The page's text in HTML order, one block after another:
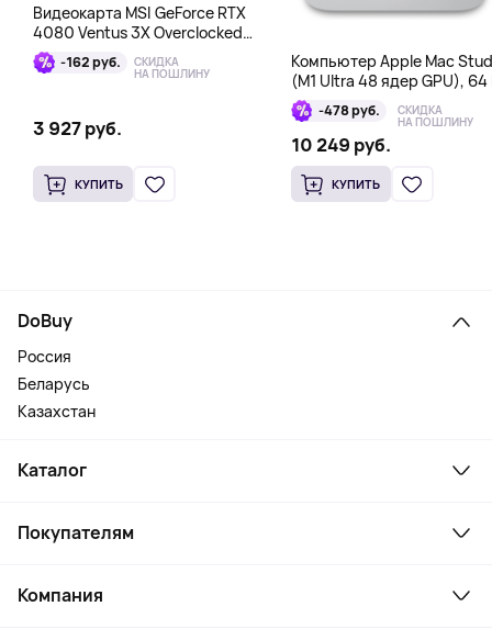
Видеокарта MSI GeForce RTX
4080 Ventus 3X Overclocked
16GB DDR6X
-162 руб. СКИДКА
НА ПОШЛИНУ
3 927 руб.
КУПИТЬ
Компьютер Apple Mac
(M1 Ultra 48 ядер GPU), 64
1 Тб -478 руб. СКИДКА
НА ПОШЛИНУ
10 249 руб.
КУПИТЬ
DoBuy
Россия
Беларусь
Казахстан
Каталог
Ноутбуки, мониторы, VR
Косметика и уход
Покупателям
Как заказать
Компания